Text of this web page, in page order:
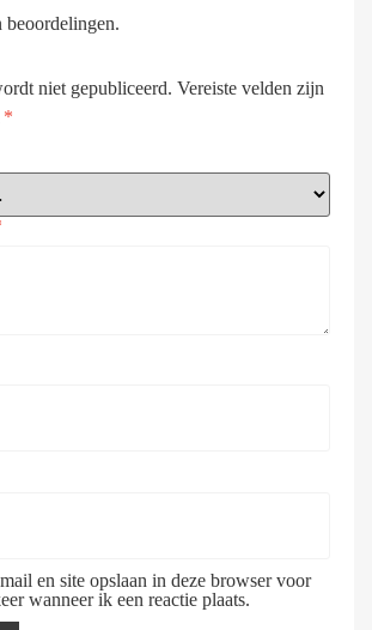
beoordelingen.
niet gepubliceerd. Vereiste velden zijn
*
en site opslaan in deze browser voor
wanneer ik een reactie plaats.